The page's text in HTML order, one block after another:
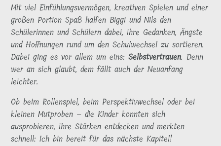
Mit viel Einfühlungsvermögen, kreativen Spielen und einer
großen Portion Spaß halfen Biggi und Nils den
Schülerinnen und Schülern dabei, ihre Gedanken, Ängste
und Hoffnungen rund um den Schulwechsel zu sortieren.
Dabei ging es vor allem um eins:Selbstvertrauen. Denn
wer an sich glaubt, dem fällt auch der Neuanfang
leichter.
Ob beim Rollenspiel, beim Perspektivwechsel oder bei
kleinen Mutproben – die Kinder konnten sich
ausprobieren, ihre Stärken entdecken und merkten
schnell: Ich bin bereit für das nächste Kapitel!